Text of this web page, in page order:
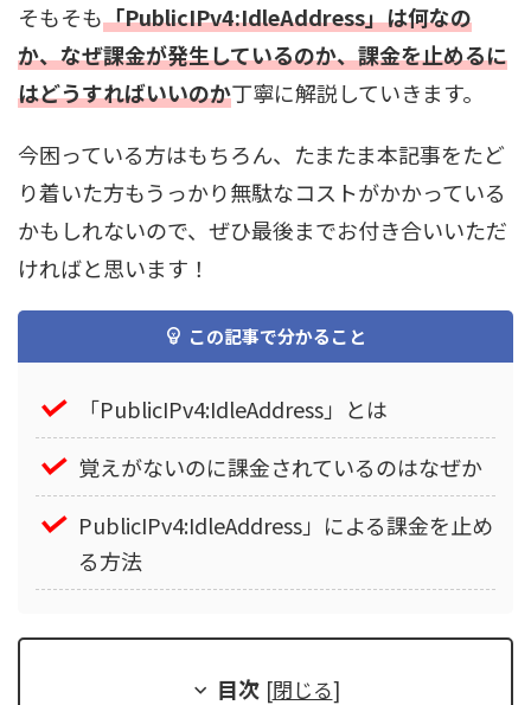
そもそも「PublicIPv4:IdleAddress」は何なの
か、なぜ課金が発生しているのか、課金を止めるに
はどうすればいいのか丁寧に解説していきます。
今困っている方はもちろん、たまたま本記事をたど
り着いた方もうっかり無駄なコストがかかっている
かもしれないので、ぜひ最後までお付き合いいただ
ければと思います！
この記事で分かること
「PublicIPv4:IdleAddress」とは
覚えがないのに課金されているのはなぜか
PublicIPv4:IdleAddress」による課金を止め
る方法
目次 [閉じる]